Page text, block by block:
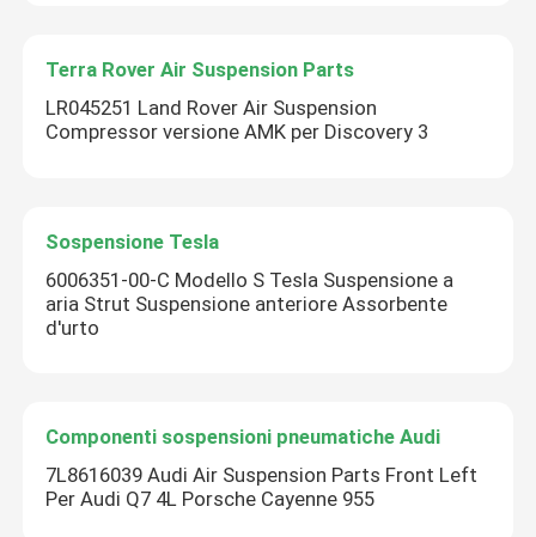
Terra Rover Air Suspension Parts
LR045251 Land Rover Air Suspension
Compressor versione AMK per Discovery 3
Sospensione Tesla
6006351-00-C Modello S Tesla Suspensione a
aria Strut Suspensione anteriore Assorbente
d'urto
Componenti sospensioni pneumatiche Audi
7L8616039 Audi Air Suspension Parts Front Left
Per Audi Q7 4L Porsche Cayenne 955